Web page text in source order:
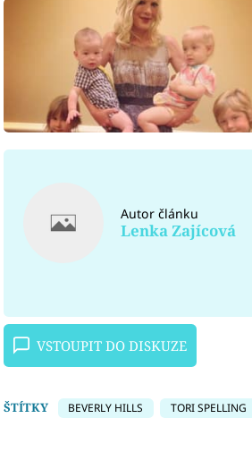
Autor článku
Lenka Zajícová
VSTOUPIT DO DISKUZE
ŠTÍTKY BEVERLY HILLS TORI SPELLING